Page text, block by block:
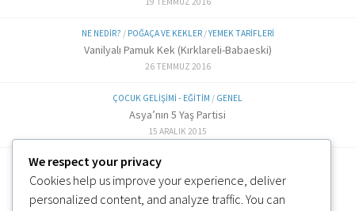
NE NEDIR? / POĞAÇA VE KEKLER/YEMEK TARIFLERI
Vanilyalı Pamuk Kek (Kırklareli-Babaeski)
26 TEMMUZ 2016
ÇOCUK GELIŞIMI - EĞITIM / GENEL
Asya’nın 5 Yaş Partisi
15 ARALIK 2015
ALTERNATIF TARIFLER
Labne Peynir Yapımı (6 ve üzeri)
3 OCAK 2019
We respect your privacy
Cookies help us improve your experience, deliver
personalized content, and analyze traffic. You can